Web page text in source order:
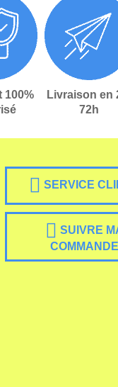
100%
Livraison en
72h
SERVICE
SUIVRE
COMMANDE